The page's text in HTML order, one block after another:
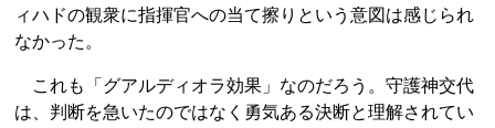
ィハドの観衆に指揮官への当て擦りという意図は感じられ
なかった。
これも「グアルディオラ効果」なのだろう。守護神交代
は、判断を急いたのではなく勇気ある決断と理解されてい